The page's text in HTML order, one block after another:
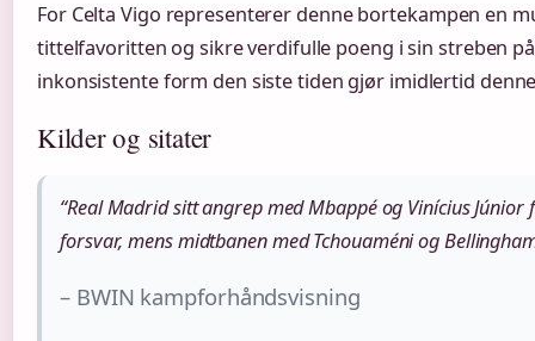
For Celta Vigo representerer denne bortekampen en
tittelfavoritten og sikre verdifulle poeng i sin streben
inkonsistente form den siste tiden gjør imidlertid
Kilder og sitater
“Real Madrid sitt angrep med Mbappé og Vinícius Júnior
forsvar, mens midtbanen med Tchouaméni og
– BWIN kampforhåndsvisning